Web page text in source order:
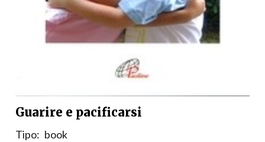
Guarire e pacificarsi
Tipo: book